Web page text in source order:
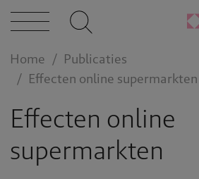
Home
Publicaties
Effecten online supermarkten
Effecten online
supermarkten